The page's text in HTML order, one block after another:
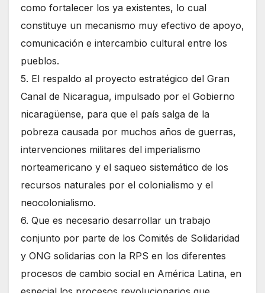
como fortalecer los ya existentes, lo cual
constituye un mecanismo muy efectivo de apoyo,
comunicación e intercambio cultural entre los
pueblos.
5. El respaldo al proyecto estratégico del Gran
Canal de Nicaragua, impulsado por el Gobierno
nicaragüense, para que el país salga de la
pobreza causada por muchos años de guerras,
intervenciones militares del imperialismo
norteamericano y el saqueo sistemático de los
recursos naturales por el colonialismo y el
neocolonialismo.
6. Que es necesario desarrollar un trabajo
conjunto por parte de los Comités de Solidaridad
y ONG solidarias con la RPS en los diferentes
procesos de cambio social en América Latina, en